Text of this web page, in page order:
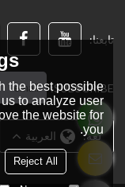
تابعنا:
SUBSCRIBE:
لغة: العربية
the best possible
to analyze user
the website for
you.
Reject All